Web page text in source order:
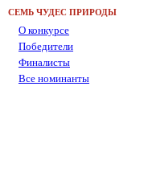
СЕМЬ ЧУДЕС ПРИРОДЫ
О конкурсе
Победители
Финалисты
Все номинанты